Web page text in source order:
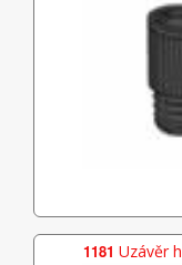
1181 Uzávěr